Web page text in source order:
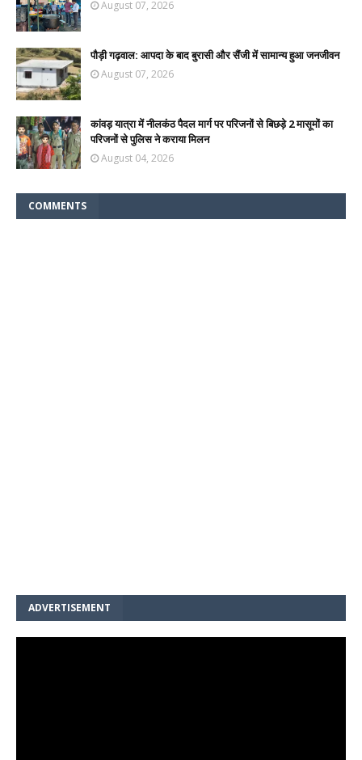
August 07, 2026
पौड़ी गढ़वाल: आपदा के बाद बुरासी और सैंजी में सामान्य हुआ जनजीवन
August 07, 2026
कांवड़ यात्रा में नीलकंठ पैदल मार्ग पर परिजनों से बिछड़े 2 मासूमों का
परिजनों से पुलिस ने कराया मिलन
August 04, 2026
COMMENTS
ADVERTISEMENT